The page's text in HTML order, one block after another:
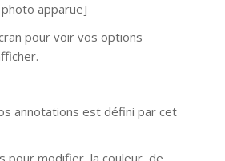
apparue]
pour voir vos options
annotations est défini par cet
pour modifier la couleur de